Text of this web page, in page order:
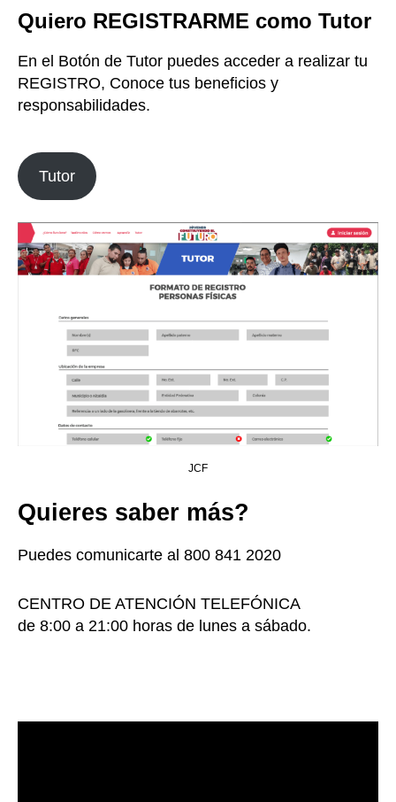
Quiero REGISTRARME como Tutor
En el Botón de Tutor puedes acceder a realizar tu
REGISTRO, Conoce tus beneficios y
responsabilidades.
Tutor
JCF
Quieres saber más?
Puedes comunicarte al 800 841 2020
CENTRO DE ATENCIÓN TELEFÓNICA
de 8:00 a 21:00 horas de lunes a sábado.